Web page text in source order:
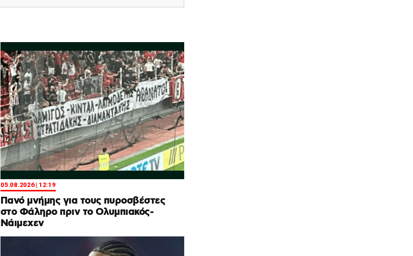
05.08.2026 | 12:19
Πανό μνήμης για τους πυροσβέστες
στο Φάληρο πριν το Ολυμπιακός-
Νάιμεχεν